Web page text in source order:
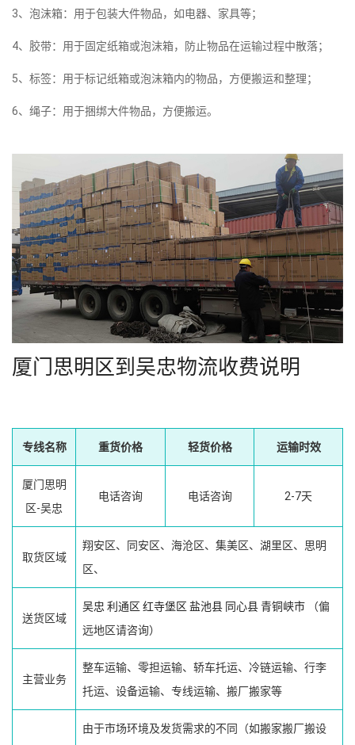
3、泡沫箱：用于包装大件物品，如电器、家具等；
4、胶带：用于固定纸箱或泡沫箱，防止物品在运输过程中散落；
5、标签：用于标记纸箱或泡沫箱内的物品，方便搬运和整理；
6、绳子：用于捆绑大件物品，方便搬运。
厦门思明区到吴忠物流收费说明
专线名称 重货价格 轻货价格 运输时效
厦门思明
区-吴忠
电话咨询 电话咨询 2-7天
取货区域
翔安区、同安区、海沧区、集美区、湖里区、思明
区、
送货区域
吴忠 利通区 红寺堡区 盐池县 同心县青铜峡市 （偏
远地区请咨询）
主营业务
整车运输、零担运输、轿车托运、冷链运输、行李
托运、设备运输、专线运输、搬厂搬家等
由于市场环境及发货需求的不同（如搬家搬厂搬设